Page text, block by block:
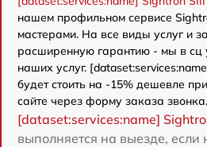
нашем профильном сервисе
мастерами. На все виды услуг и
расширенную гарантию - мы в сц
наших услуг.
будет стоить на -15% дешевле
сайте через форму заказа звонка.
[dataset:services:name]
выполняется на выезде, если